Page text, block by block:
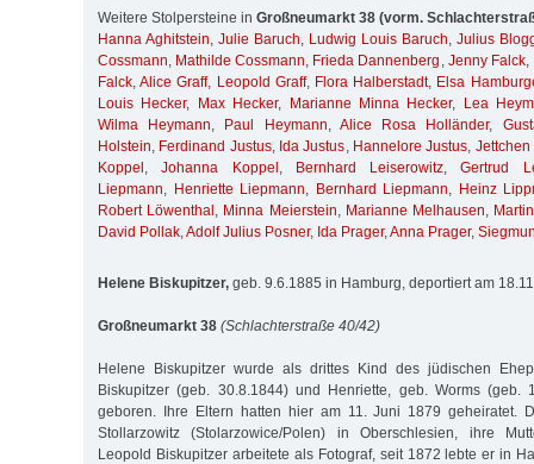
Weitere Stolpersteine in Großneumarkt 38 (vorm.
Hanna Aghitstein, Julie Baruch, Ludwig Louis Baruch, Julius
Cossmann, Mathilde Cossmann, Frieda Dannenberg , Jenny Falck,
Falck,Alice Graff, Leopold Graff, Flora Halberstadt, Elsa
Louis Hecker, Max Hecker, Marianne Minna Hecker,
Lea
Wilma Heymann, Paul Heymann, Alice Rosa Holländer,
Holstein, Ferdinand Justus, Ida Justus, Hannelore Justus, Jettchen
Koppel ,Johanna Koppel , Bernhard Leiserowitz,Gertrud
Liepmann, Henriette Liepmann, Bernhard Liepmann, Heinz
Robert Löwenthal , Minna Meierstein, Marianne Melhausen,
David Pollak,Adolf Julius Posner, Ida Prager,Anna Prager,
Helene Biskupitzer, geb. 9.6.1885 in Hamburg, deportiert am
Großneumarkt 38 (Schlachterstraße 40/42)
Helene Biskupitzer wurde als drittes Kind des jüdischen
Biskupitzer (geb. 30.8.1844) und Henriette, geb. Worms (geb.
geboren. Ihre Eltern hatten hier am 11. Juni 1879 geheiratet.
Stollarzowitz (Stolarzowice/Polen) in Oberschlesien, ihre
Leopold Biskupitzer arbeitete als Fotograf, seit 1872 lebte er in